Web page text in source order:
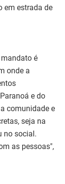
em estrada de
é
onde a
e do
comunidade e
seja na
no social.
as pessoas",